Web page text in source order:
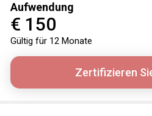
Aufwendung
€ 150
Gültig für 12 Monate
Zertifizieren